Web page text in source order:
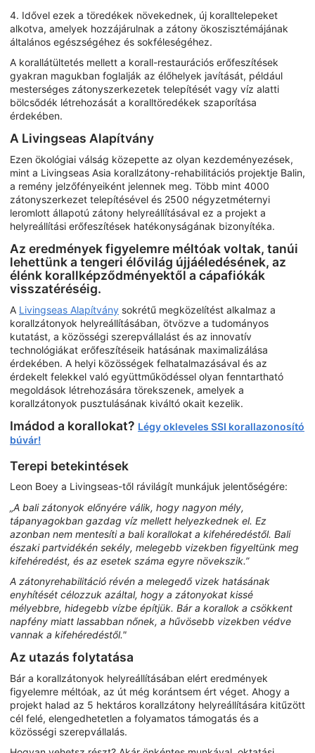
4. Idővel ezek a töredékek növekednek, új koralltelepeket
alkotva, amelyek hozzájárulnak a zátony ökoszisztémájának
általános egészségéhez és sokféleségéhez.
A korallátültetés mellett a korall-restaurációs erőfeszítések
gyakran magukban foglalják az élőhelyek javítását, például
mesterséges zátonyszerkezetek telepítését vagy víz alatti
bölcsődék létrehozását a koralltöredékek szaporítása
érdekében.
A Livingseas Alapítvány
Ezen ökológiai válság közepette az olyan kezdeményezések,
mint a Livingseas Asia korallzátony-rehabilitációs projektje Balin,
a remény jelzőfényeiként jelennek meg. Több mint 4000
zátonyszerkezet telepítésével és 2500 négyzetméternyi
leromlott állapotú zátony helyreállításával ez a projekt a
helyreállítási erőfeszítések hatékonyságának bizonyítéka.
Az eredmények figyelemre méltóak voltak, tanúi
lehettünk a tengeri élővilág újjáéledésének, az
élénk korallképződményektől a cápafiókák
visszatéréséig.
A Livingseas Alapítvány sokrétű megközelítést alkalmaz a
korallzátonyok helyreállításában, ötvözve a tudományos
kutatást, a közösségi szerepvállalást és az innovatív
technológiákat erőfeszítéseik hatásának maximalizálása
érdekében. A helyi közösségek felhatalmazásával és az
érdekelt felekkel való együttműködéssel olyan fenntartható
megoldások létrehozására törekszenek, amelyek a
korallzátonyok pusztulásának kiváltó okait kezelik.
Imádod a korallokat? Légy okleveles SSI korallazonosító
búvár!
Terepi betekintések
Leon Boey a Livingseas-től rávilágít munkájuk jelentőségére:
„A bali zátonyok előnyére válik, hogy nagyon mély,
tápanyagokban gazdag víz mellett helyezkednek el. Ez
azonban nem mentesíti a bali korallokat a kifehéredéstől. Bali
északi partvidékén sekély, melegebb vizekben figyeltünk meg
kifehéredést, és az esetek száma egyre növekszik.”
A zátonyrehabilitáció révén a melegedő vizek hatásának
enyhítését célozzuk azáltal, hogy a zátonyokat kissé
mélyebbre, hidegebb vízbe építjük. Bár a korallok a csökkent
napfény miatt lassabban nőnek, a hűvösebb vizekben védve
vannak a kifehéredéstől."
Az utazás folytatása
Bár a korallzátonyok helyreállításában elért eredmények
figyelemre méltóak, az út még korántsem ért véget. Ahogy a
projekt halad az 5 hektáros korallzátony helyreállítására kitűzött
cél felé, elengedhetetlen a folyamatos támogatás és a
közösségi szerepvállalás.